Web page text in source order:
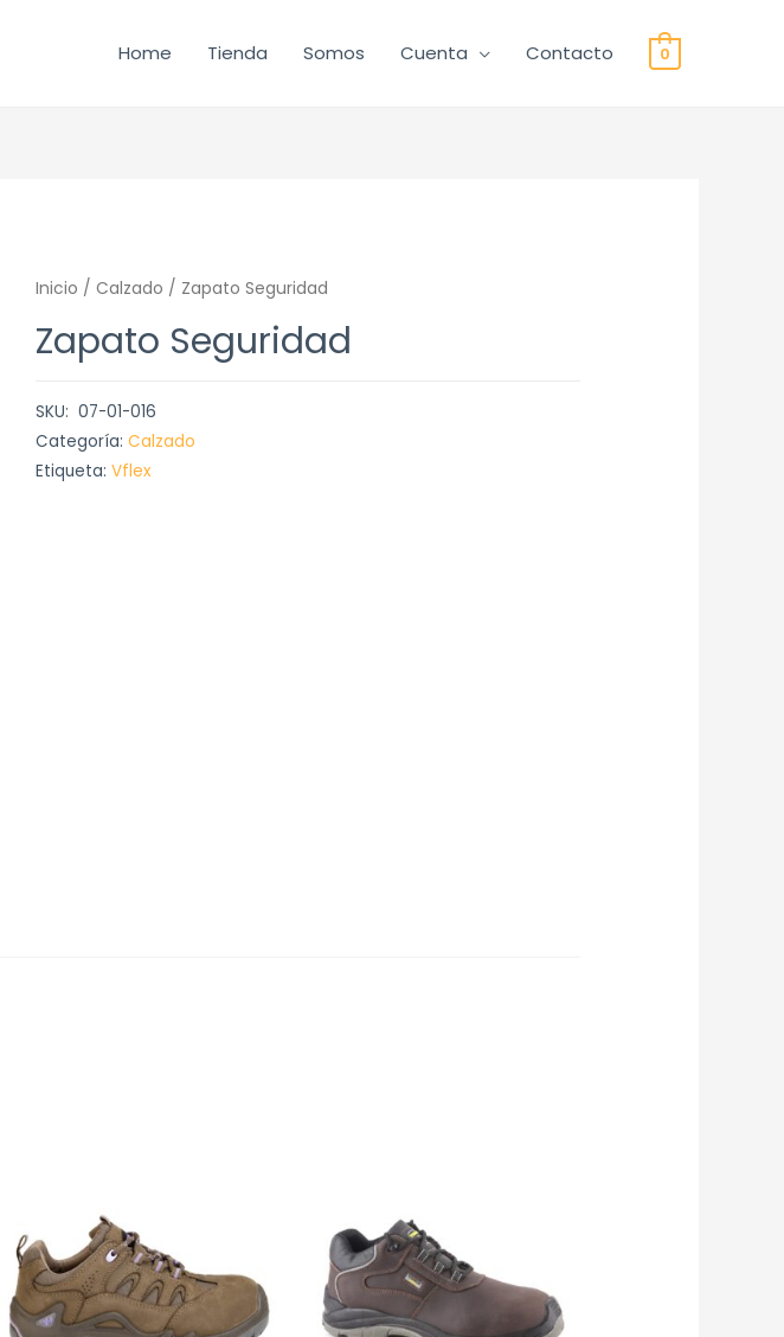
Home Tienda Somos Cuenta Contacto 0
Inicio / Calzado / Zapato Seguridad
Zapato Seguridad
SKU: 07-01-016
Categoría: Calzado
Etiqueta: Vflex